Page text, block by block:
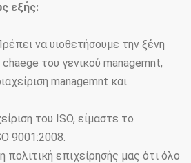
εξής:
να υιοθετήσουμε την ξένη
του γενικού managemnt,
managemnt και
του ISO, είμαστε το
9001:2008.
πολιτική επιχείρησής μας ότι όλο